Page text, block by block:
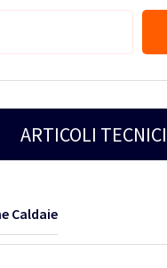
ARTICOLI TECNICI
Caldaie